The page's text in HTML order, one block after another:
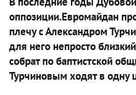
оппозиции.Евромайдан
плечу с Александром
для него непросто
собрат по баптистской
Турчиновым ходят в одну